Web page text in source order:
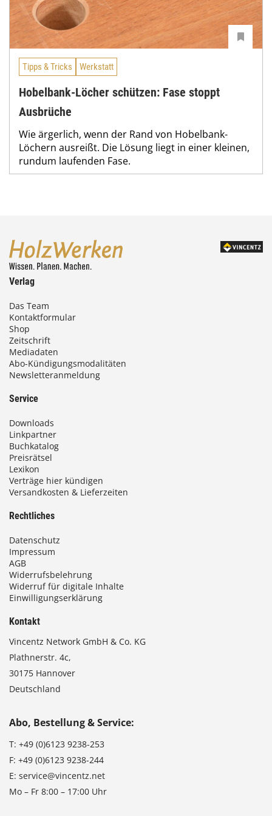
Tipps & Tricks Werkstatt
Hobelbank-Löcher schützen: Fase stoppt
Ausbrüche
Wie ärgerlich, wenn der Rand von Hobelbank-
Löchern ausreißt. Die Lösung liegt in einer kleinen,
rundum laufenden Fase.
Verlag
Das Team
Kontaktformular
Shop
Zeitschrift
Mediadaten
Abo-Kündigungsmodalitäten
Newsletteranmeldung
Service
Downloads
Linkpartner
Buchkatalog
Preisrätsel
Lexikon
Verträge hier kündigen
Versandkosten & Lieferzeiten
Rechtliches
Datenschutz
Impressum
AGB
Widerrufsbelehrung
Widerruf für digitale Inhalte
Einwilligungserklärung
Kontakt
Vincentz Network GmbH & Co. KG
Plathnerstr. 4c,
30175 Hannover
Deutschland
Abo, Bestellung & Service:
T: +49 (0)6123 9238-253
F: +49 (0)6123 9238-244
E: service@vincentz.net
Mo – Fr 8:00 – 17:00 Uhr